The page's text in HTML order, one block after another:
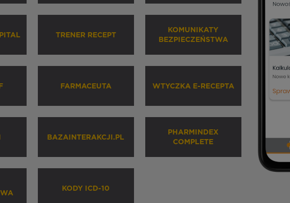
TRENER RECEPT
KOMUNIKATY
BEZPIECZEŃSTWA
FARMACEUTA WTYCZKA E-RECEPTA
BAZAINTERAKCJI.PL
PHARMINDEX
COMPLETE
KODY ICD-10